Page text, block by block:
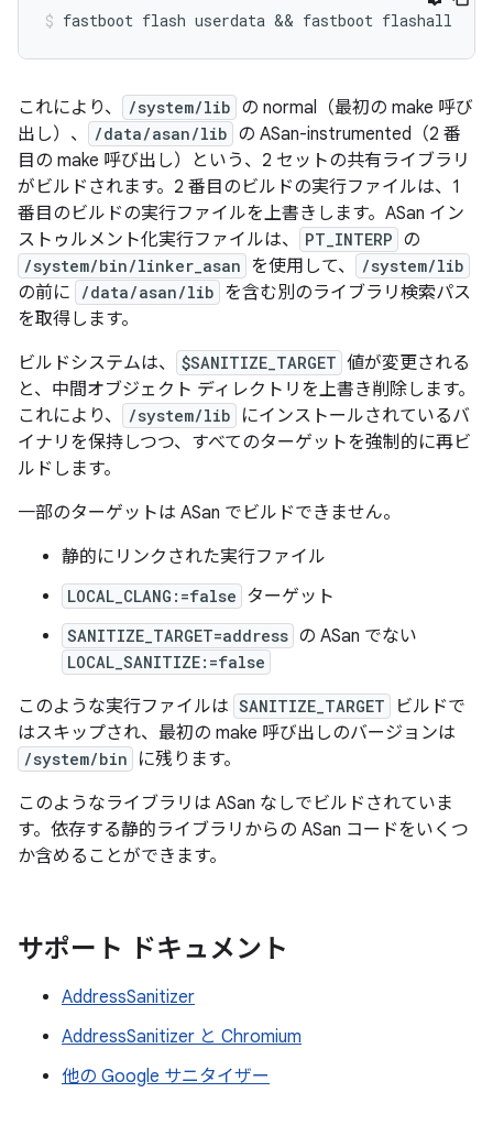
これにより、 /system/lib の normal（最初の make 呼び
出し）、
/data/asan/lib の ASan-instrumented（2 番
目の make 呼び出し）という、2 セットの共有ライブラリ
がビルドされます。2 番目のビルドの実行ファイルは、1
番目のビルドの実行ファイルを上書きします。ASan イン
ストゥルメント化実行ファイルは、
PT_INTERP の
/system/bin/linker_asan を使用して、 /system/lib
の前に /data/asan/lib を含む別のライブラリ検索パス
を取得します。
ビルドシステムは、
$SANITIZE_TARGET 値が変更される
と、中間オブジェクト ディレクトリを上書き削除します。
これにより、
/system/lib
にインストールされているバ
イナリを保持しつつ、すべてのターゲットを強制的に再ビ
ルドします。
一部のターゲットは ASan でビルドできません。
静的にリンクされた実行ファイル
LOCAL_CLANG:=false ターゲット
SANITIZE_TARGET=address の ASan でない
LOCAL_SANITIZE:=false
このような実行ファイルは SANITIZE_TARGET
ビルドで
はスキップされ、最初の make 呼び出しのバージョンは
/system/bin
に残ります。
このようなライブラリは ASan なしでビルドされていま
す。依存する静的ライブラリからの ASan コードをいくつ
か含めることができます。
サポート ドキュメント
AddressSanitizer
AddressSanitizer と Chromium
他の Google サニタイザー